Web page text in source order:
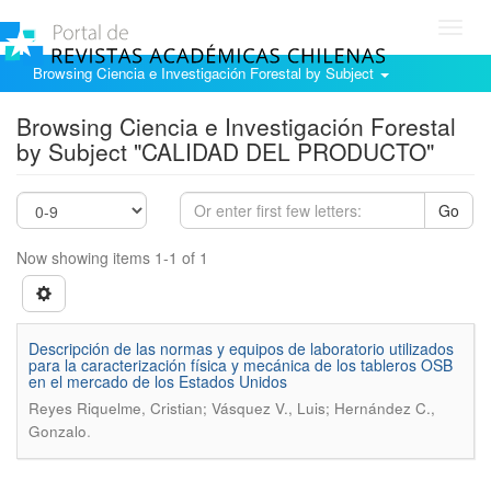
Browsing Ciencia e Investigación Forestal by Subject
Browsing Ciencia e Investigación Forestal
by Subject "CALIDAD DEL PRODUCTO"
Go
Now showing items 1-1 of 1
Descripción de las normas y equipos de laboratorio utilizados
para la caracterización física y mecánica de los tableros OSB
en el mercado de los Estados Unidos
Reyes Riquelme, Cristian; Vásquez V., Luis; Hernández C.,
Gonzalo.